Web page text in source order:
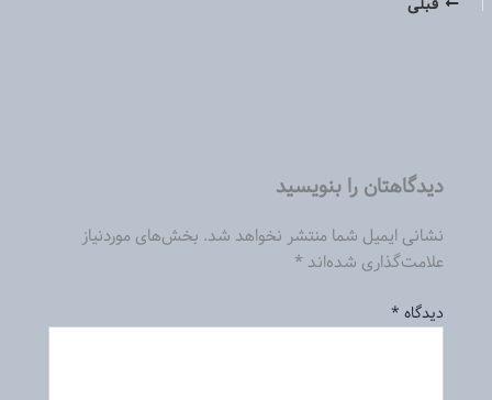
قبلی
دیدگاهتان را بنویسید
نشانی ایمیل شما منتشر نخواهد شد. بخش‌های موردنیاز
علامت‌گذاری شده‌اند*
دیدگاه *